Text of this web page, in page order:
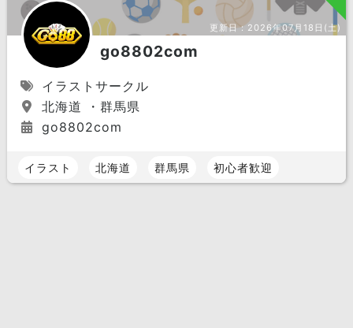
更新日： 2026年07月18日(土)
go8802com
イラストサークル
北海道 ・群馬県
go8802com
イラスト 北海道 群馬県 初心者歓迎